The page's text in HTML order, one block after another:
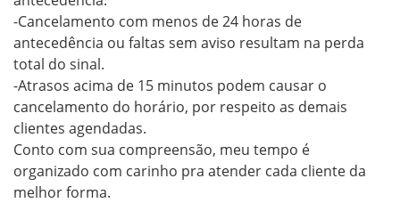
-Cancelamento com menos de 24 horas de
antecedência ou faltas sem aviso resultam na perda
total do sinal.
-Atrasos acima de 15 minutos podem causar o
cancelamento do horário, por respeito as demais
clientes agendadas.
Conto com sua compreensão, meu tempo é
organizado com carinho pra atender cada cliente da
melhor forma.